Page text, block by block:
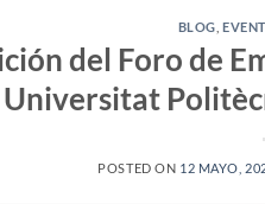
BLOG ,
del Foro de
POSTED ON 12 MAYO,